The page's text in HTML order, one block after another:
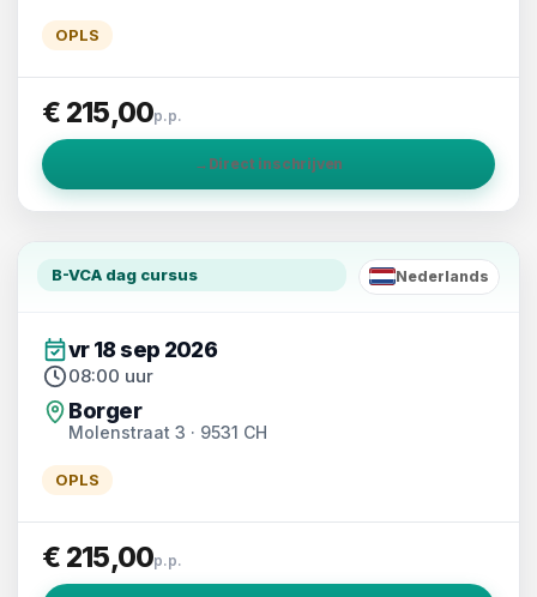
OPLS
€ 215,00p.p.
→ Direct inschrijven
B-VCA dag cursus
NL
Nederlands
vr 18 sep 2026
08:00 uur
Borger
Molenstraat 3 · 9531 CH
OPLS
€ 215,00p.p.